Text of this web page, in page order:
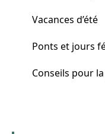
Vacances d’été
Ponts et jours
Conseils pour